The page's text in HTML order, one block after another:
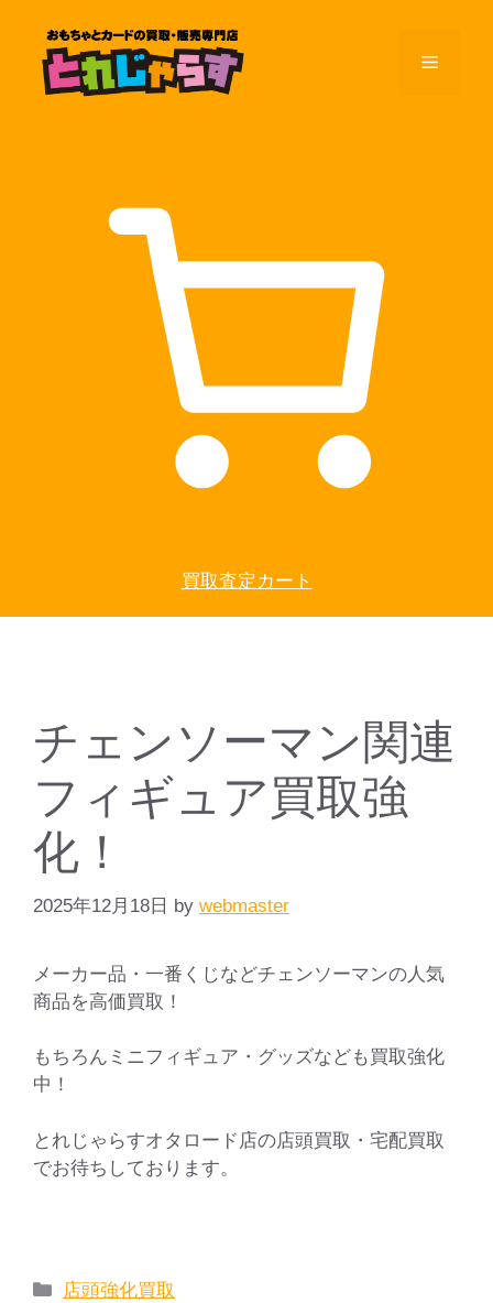
メ
買取査定カート
チェンソーマン関連
フィギュア買取強
化！
2025年12月18日 by webmaster
メーカー品・一番くじなどチェンソーマンの人気
商品を高価買取！
もちろんミニフィギュア・グッズなども買取強化
中！
とれじゃらすオタロード店の店頭買取・宅配買取
でお待ちしております。
カ
店頭強化買取